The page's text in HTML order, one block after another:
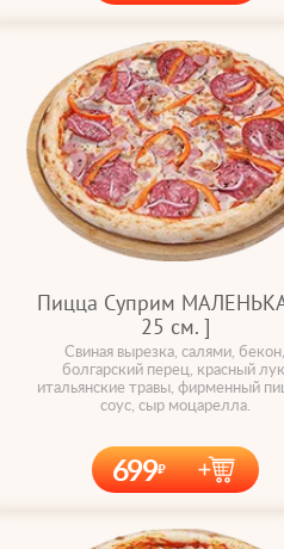
Пицца Суприм
25 cм. ]
Свиная вырезка, салями, бекон,
болгарский перец, красный
итальянские травы, фирменный
соус, сыр моцарелла.
699